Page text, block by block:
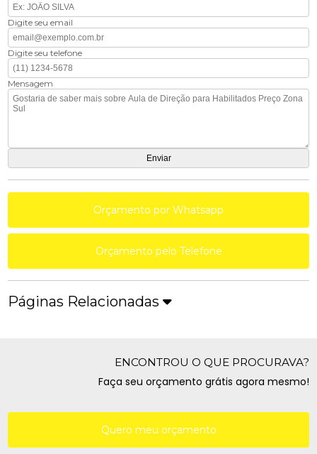
Digite seu email
Digite seu telefone
Mensagem
Orçamento por Whatsapp
Orçamento pelo Telefone
Páginas Relacionadas
ENCONTROU O QUE PROCURAVA?
Faça seu orçamento grátis agora mesmo!
Quero meu orçamento